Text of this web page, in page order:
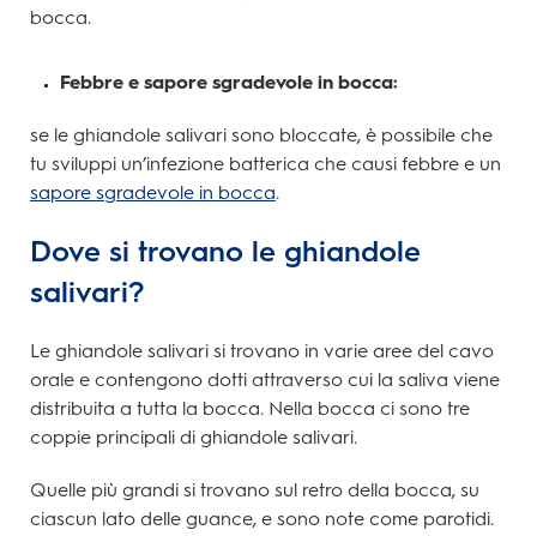
bocca.
Febbre e sapore sgradevole in bocca:
se le ghiandole salivari sono bloccate, è possibile che
tu sviluppi un’infezione batterica che causi febbre e un
sapore sgradevole in bocca.
Dove si trovano le ghiandole
salivari?
Le ghiandole salivari si trovano in varie aree del cavo
orale e contengono dotti attraverso cui la saliva viene
distribuita a tutta la bocca. Nella bocca ci sono tre
coppie principali di ghiandole salivari.
Quelle più grandi si trovano sul retro della bocca, su
ciascun lato delle guance, e sono note come parotidi.